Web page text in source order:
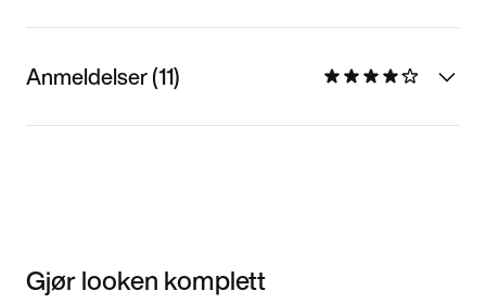
Anmeldelser (11)
Gjør looken komplett